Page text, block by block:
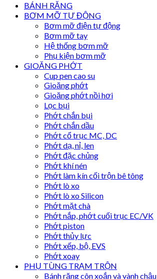
BÁNH RĂNG
BƠM MỠ TỰ ĐỘNG
Bơm mỡ điện tự động
Bơm mỡ tay
Hệ thống bơm mỡ
Phụ kiện bơm mỡ
GIOĂNG PHỚT
Cup pen cao su
Gioăng phớt
Gioăng phớt nồi hơi
Lọc bụi
Phớt chắn bụi
Phớt chắn dầu
Phớt cổ trục MC, DC
Phớt dạ, nỉ, len
Phớt đặc chủng
Phớt khí nén
Phớt làm kín cối trộn bê tông
Phớt lò xo
Phớt lò xo Silicon
Phớt mặt chà
Phớt nắp, phớt cuối trục EC/VK
Phớt piston
Phớt thủy lực
Phớt xếp, bộ, EVS
Phớt xoay
PHỤ TÙNG TRẠM TRỘN
Bánh răng côn xoắn và vành chậu